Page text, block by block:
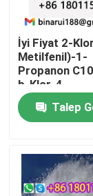
Evde
Videolar
İyi Fiyat 2-
Metilfenil)-1-
Propanon
b-Klor-4-
69673-92-3
Talep